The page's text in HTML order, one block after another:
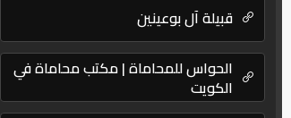
قبيلة آل بوعينين
الحواس للمحاماة | مكتب محاماة في
الكويت